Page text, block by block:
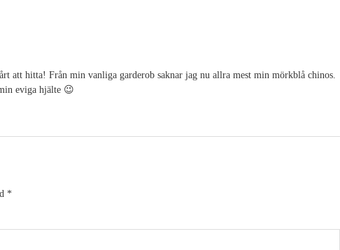
att hitta! Från min vanliga garderob saknar jag nu allra mest min mörkblå chinos.
eviga hjälte 😉
*